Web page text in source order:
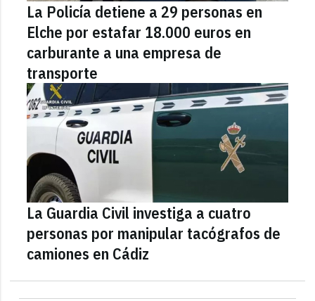
La Policía detiene a 29 personas en
Elche por estafar 18.000 euros en
carburante a una empresa de
transporte
La Guardia Civil investiga a cuatro
personas por manipular tacógrafos de
camiones en Cádiz